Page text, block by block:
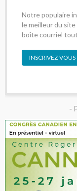
Notre populaire
le meilleur du
boîte courriel
INSCRIVEZ-VOUS
-